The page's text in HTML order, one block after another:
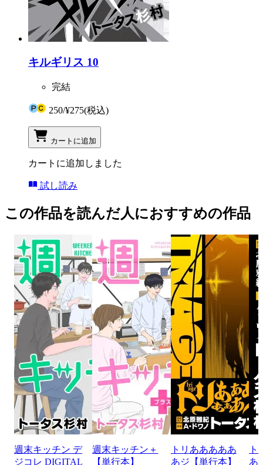
キルギリス 10
完結
250/¥275(税込)
カートに追加
カートに追加しました
試し読み
この作品を読んだ人におすすめの作品
週末キッチン デ
ジコレ DIGITAL
週末キッチン＋
【単行本】
トリあああああ
あジ【単行本】
ト
あ